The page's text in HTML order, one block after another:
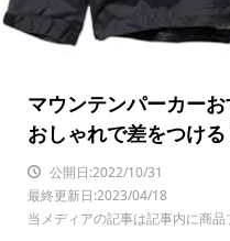
マウンテンパーカー
おしゃれで差をつける
公開日:2022/10/31
最終更新日:2023/04/18
当メディアの記事は記事内に商品